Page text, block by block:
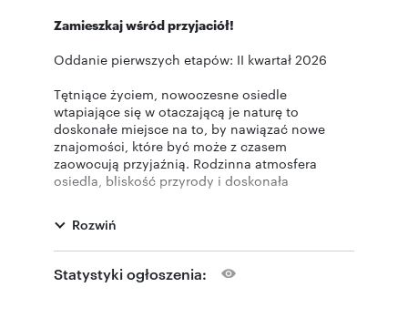
Zamieszkaj wśród przyjaciół!
Oddanie pierwszych etapów: II kwartał 2026
Tętniące życiem, nowoczesne osiedle
wtapiające się w otaczającą je naturę to
doskonałe miejsce na to, by nawiązać nowe
znajomości, które być może z czasem
zaowocują przyjaźnią. Rodzinna atmosfera
osiedla, bliskość przyrody i doskonała
spokojnego życia dla Ciebie i Twoich bliskich.
Marzysz o przytulnym 3-pokojowym domu z
kameralnym ogrodem i garderobą, a może o
Rozwiń
Statystyki ogłoszenia: